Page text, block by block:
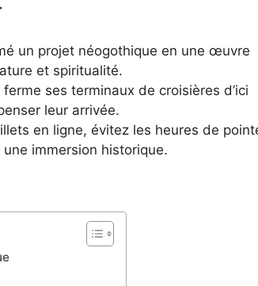
un projet néogothique en une œuvre
et spiritualité.
ferme ses terminaux de croisières d’ici
leur arrivée.
en ligne, évitez les heures de
immersion historique.